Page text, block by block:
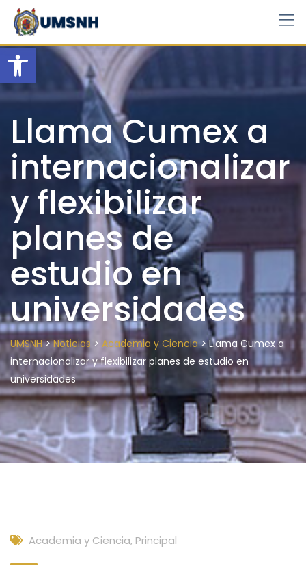
Open toolbar
Skip
content
Llama Cumex a
internacionalizar
y flexibilizar
planes de
estudio en
universidades
UMSNH>Noticias > Academia y Ciencia>Llama Cumex a
internacionalizar y flexibilizar planes de estudio en
universidades
Academia y Ciencia, Principal